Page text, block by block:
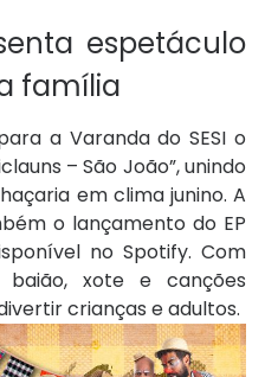
espetáculo
família
a Varanda do SESI o
– São João”, unindo
em clima junino. A
o lançamento do EP
no Spotify. Com
xote e canções
crianças e adultos.